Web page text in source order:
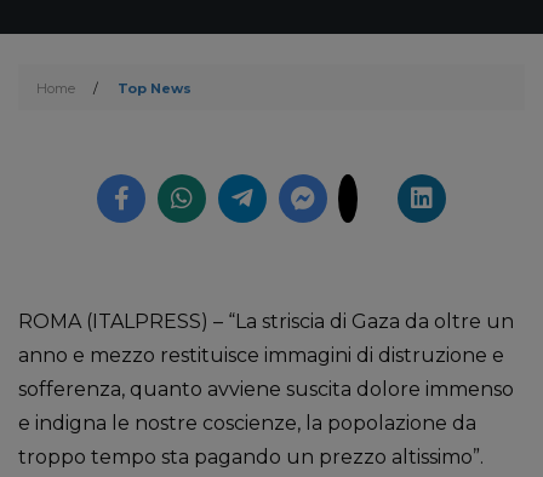
Home / Top News
ROMA (ITALPRESS) – “La striscia di Gaza da oltre un
anno e mezzo restituisce immagini di distruzione e
sofferenza, quanto avviene suscita dolore immenso
e indigna le nostre coscienze, la popolazione da
troppo tempo sta pagando un prezzo altissimo”.